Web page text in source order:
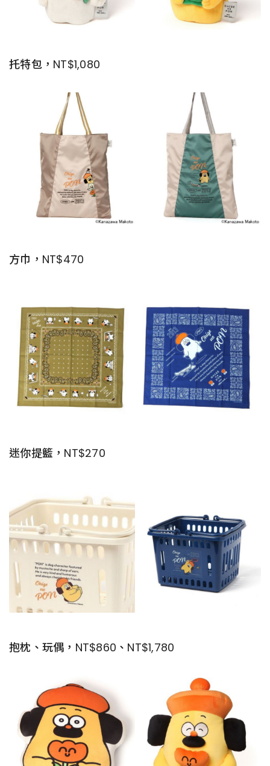
托特包，NT$1,080
方巾，NT$470
迷你提籃，NT$270
抱枕、玩偶，NT$860、NT$1,780